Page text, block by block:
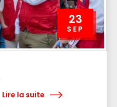
23
SEP
Lire la suite